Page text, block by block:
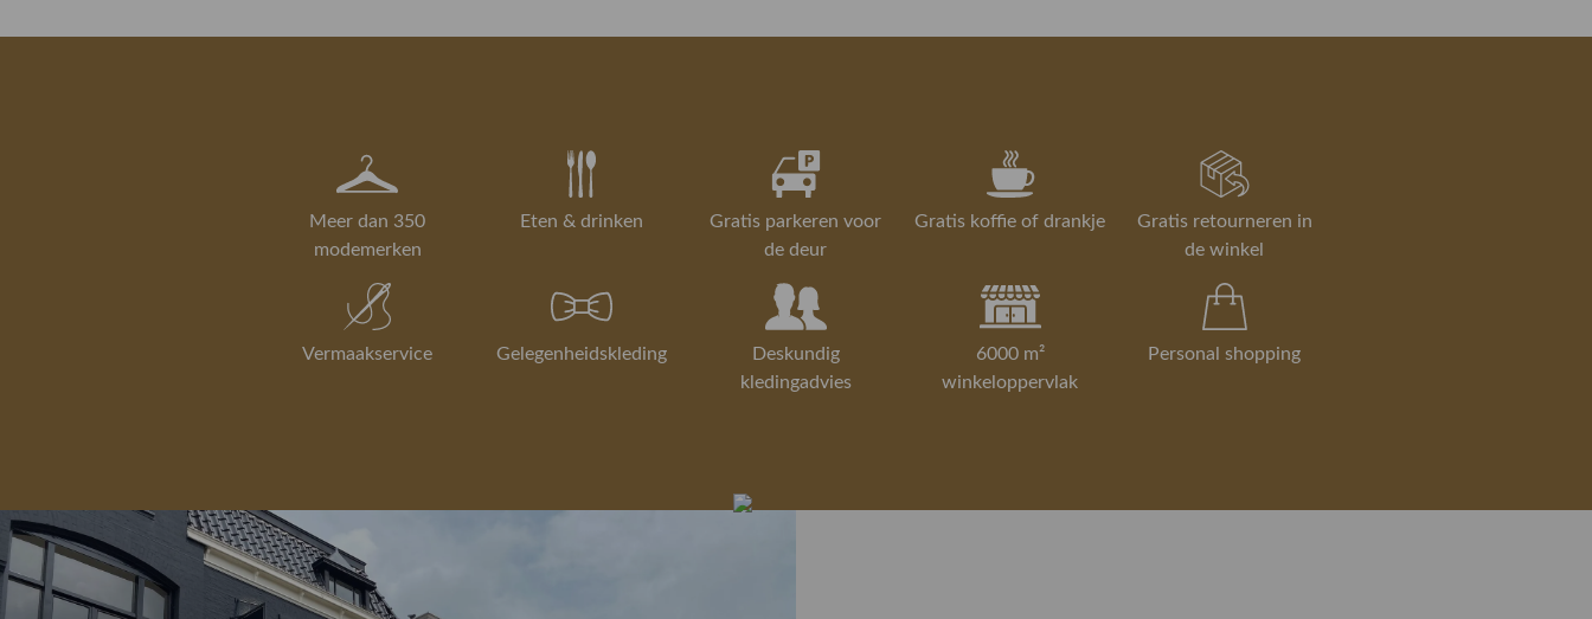
Meer dan 350
modemerken
Eten & drinken
Gratis parkeren voor
de deur
Gratis koffie of drankje
Gratis retourneren in
de winkel
Vermaakservice Gelegenheidskleding
Deskundig
kledingadvies
6000 m²
winkeloppervlak
Personal shopping